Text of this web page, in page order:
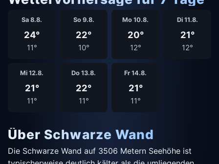
Sa 8.8.
24°
11°
So 9.8.
22°
10°
Mo 10.8.
20°
12°
Di 11.8.
21°
12°
Mi 12.8.
21°
11°
Do 13.8.
22°
11°
Fr 14.8.
21°
11°
Über Schwarze Wand
Die Schwarze Wand auf 3506 Metern Seehöhe ist